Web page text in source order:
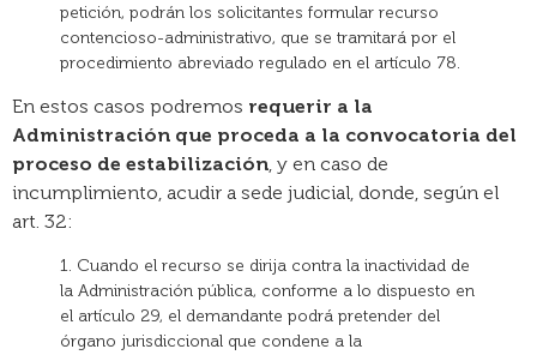
petición, podrán los solicitantes formular recurso
contencioso-administrativo, que se tramitará por el
procedimiento abreviado regulado en el artículo 78.
En estos casos podremos requerir a la
Administración que proceda a la convocatoria del
proceso de estabilización, y en caso de
incumplimiento, acudir a sede judicial, donde, según el
art. 32:
1. Cuando el recurso se dirija contra la inactividad de
la Administración pública, conforme a lo dispuesto en
el artículo 29, el demandante podrá pretender del
órgano jurisdiccional que condene a la